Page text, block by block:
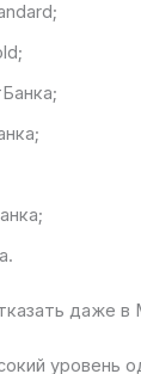
даже
уровень